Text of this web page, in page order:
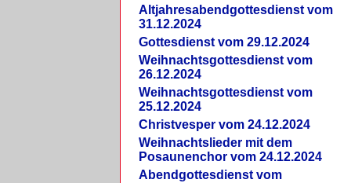
Altjahresabendgottesdienst vom
31.12.2024
Gottesdienst vom 29.12.2024
Weihnachtsgottesdienst vom
26.12.2024
Weihnachtsgottesdienst vom
25.12.2024
Christvesper vom 24.12.2024
Weihnachtslieder mit dem
Posaunenchor vom 24.12.2024
Abendgottesdienst vom